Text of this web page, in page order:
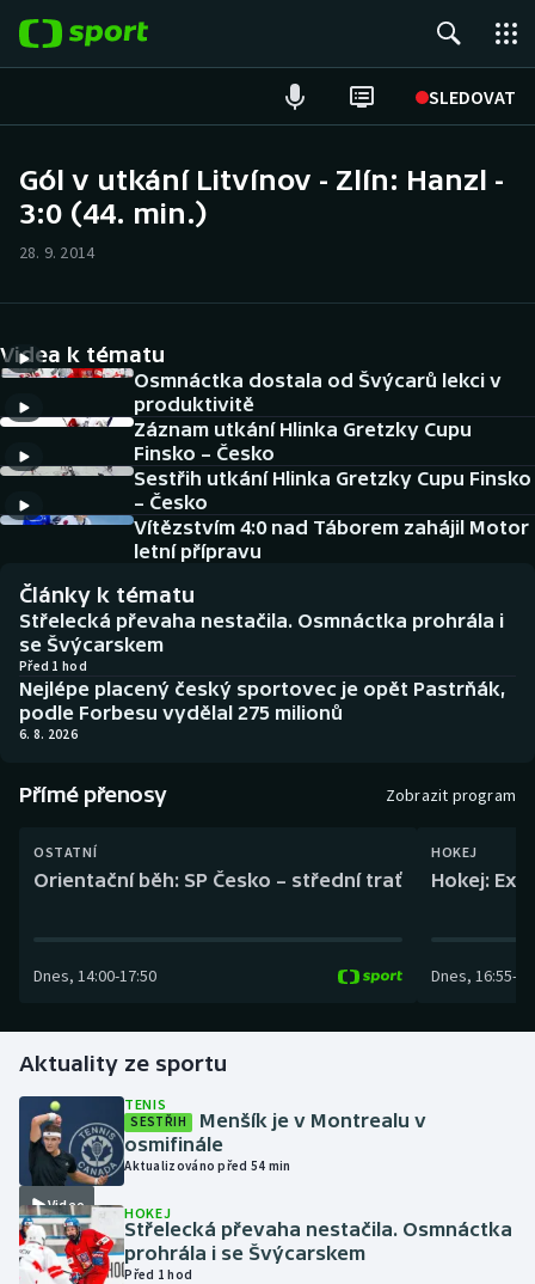
SLEDOVAT
Hokej
Cyklistika
DALŠÍ SPORTY
Americký fotbal
Baseball a softbal
Basketbal
Biatlon
Boby a skeleton
Box
Curling
Golf
Gymnastika
Házená
Jezdectví
NEPŘEHLÉDNĚTE
Historické návraty
Aplikace ČT sport
AZ kvíz
Gól v utkání Litvínov - Zlín: Hanzl -
3:0 (44. min.)
28. 9. 2014
Videa k tématu
Osmnáctka dostala od Švýcarů lekci v
produktivitě
Záznam utkání Hlinka Gretzky Cupu
Finsko – Česko
Sestřih utkání Hlinka Gretzky Cupu Finsko
– Česko
Vítězstvím 4:0 nad Táborem zahájil Motor
letní přípravu
Články k tématu
Střelecká převaha nestačila. Osmnáctka prohrála i
se Švýcarskem
Před 1 hod
Nejlépe placený český sportovec je opět Pastrňák,
podle Forbesu vydělal 275 milionů
6. 8. 2026
Přímé přenosy Zobrazit program
OSTATNÍ
Orientační běh: SP Česko – střední trať
Dnes, 14:00-17:50
HOKEJ
Hokej:
Dnes, 16:55-
Aktuality ze sportu
Video
TENIS
SESTŘIH
Menšík je v Montrealu v
osmifinále
Aktualizováno před 54 min
HOKEJ
Střelecká převaha nestačila. Osmnáctka
prohrála i se Švýcarskem
Před 1 hod